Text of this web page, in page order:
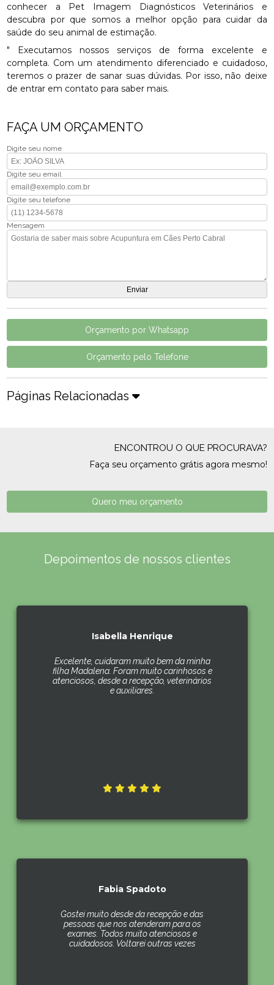
conhecer a Pet Imagem Diagnósticos Veterinários e
descubra por que somos a melhor opção para cuidar da
saúde do seu animal de estimação.
" Executamos nossos serviços de forma excelente e
completa. Com um atendimento diferenciado e cuidadoso,
teremos o prazer de sanar suas dúvidas. Por isso, não deixe
de entrar em contato para saber mais.
FAÇA UM ORÇAMENTO
Digite seu nome
Digite seu email
Digite seu telefone
Mensagem
Orçamento por Whatsapp
Orçamento pelo Telefone
Páginas Relacionadas
ENCONTROU O QUE PROCURAVA?
Faça seu orçamento grátis agora mesmo!
Quero meu orçamento
Depoimentos de nossos clientes
Isabella Henrique
Excelente, cuidaram muito bem da minha
filha Madalena. Foram muito carinhosos e
atenciosos, desde a recepção, veterinários
e auxiliares.
Fabia Spadoto
Gostei muito desde da recepção e das
pessoas que nos atenderam para os
exames. Todos muito atenciosos e
cuidadosos. Voltarei outras vezes